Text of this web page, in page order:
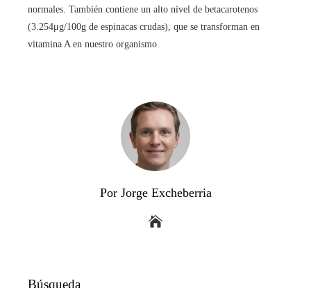
normales. También contiene un alto nivel de betacarotenos
(3.254μg/100g de espinacas crudas), que se transforman en
vitamina A en nuestro organismo.
Por Jorge Excheberria
Búsqueda